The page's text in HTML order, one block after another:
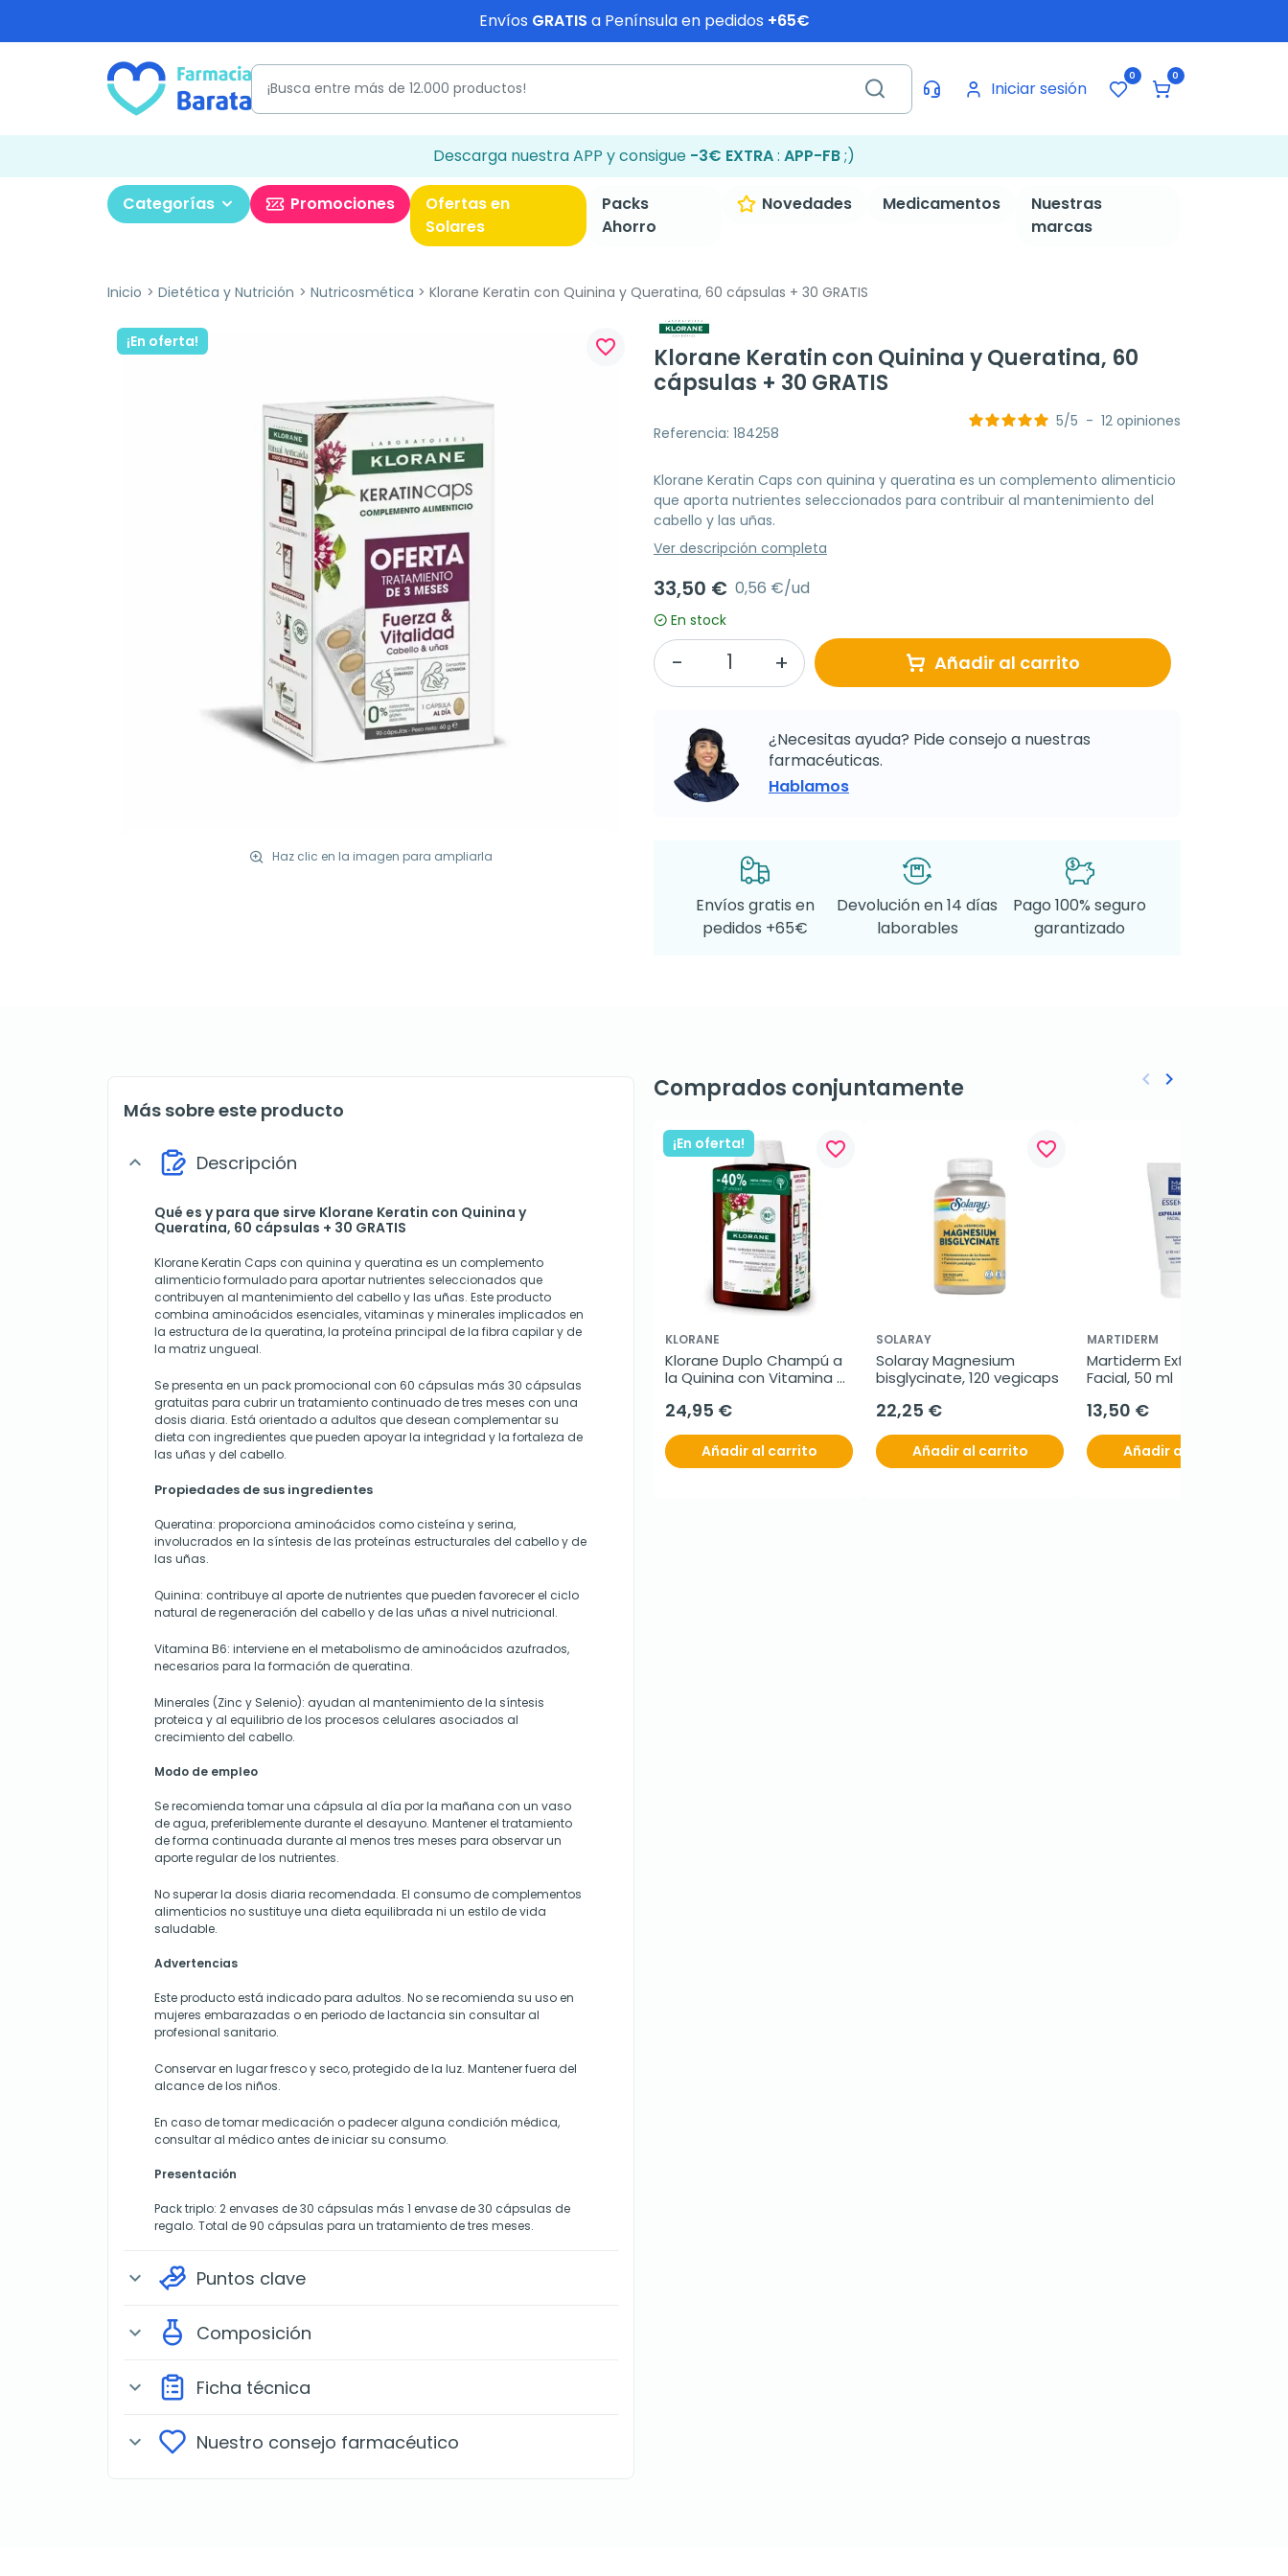
Envíos GRATIS a Península en pedidos +65€
Iniciar sesión
0 0
Descarga nuestra APP y consigue -3€ EXTRA: APP-FB;)
Categorías Promociones
Ofertas en
Solares
Packs
Ahorro
Novedades Medicamentos
Nuestras
marcas
Inicio Dietética y Nutrición Nutricosmética Klorane Keratin con Quinina y Queratina, 60 cápsulas + 30 GRATIS
¡En oferta!
Haz clic en la imagen para ampliarla
favorite_border
Klorane Keratin con Quinina y Queratina, 60
cápsulas + 30 GRATIS
Referencia: 184258
5/5 - 12 opiniones
Klorane Keratin Caps con quinina y queratina es un complemento alimenticio
que aporta nutrientes seleccionados para contribuir al mantenimiento del
cabello y las uñas.
Ver descripción completa
33,50 € 0,56 €/ud
En stock
Añadir al carrito
¿Necesitas ayuda? Pide consejo a nuestras
farmacéuticas.
Hablamos
Envíos gratis en
pedidos +65€
Devolución en 14 días
laborables
Pago 100% seguro
garantizado
Más sobre este producto
expand_more Descripción
Qué es y para que sirve Klorane Keratin con Quinina y
Queratina, 60 cápsulas + 30 GRATIS
Klorane Keratin Caps con quinina y queratina es un complemento
alimenticio formulado para aportar nutrientes seleccionados que
contribuyen al mantenimiento del cabello y las uñas. Este producto
combina aminoácidos esenciales, vitaminas y minerales implicados en
la estructura de la queratina, la proteína principal de la fibra capilar y de
la matriz ungueal.
Se presenta en un pack promocional con 60 cápsulas más 30 cápsulas
gratuitas para cubrir un tratamiento continuado de tres meses con una
dosis diaria. Está orientado a adultos que desean complementar su
dieta con ingredientes que pueden apoyar la integridad y la fortaleza de
las uñas y del cabello.
Propiedades de sus ingredientes
Queratina: proporciona aminoácidos como cisteína y serina,
involucrados en la síntesis de las proteínas estructurales del cabello y de
las uñas.
Quinina: contribuye al aporte de nutrientes que pueden favorecer el ciclo
natural de regeneración del cabello y de las uñas a nivel nutricional.
Vitamina B6: interviene en el metabolismo de aminoácidos azufrados,
necesarios para la formación de queratina.
Minerales (Zinc y Selenio): ayudan al mantenimiento de la síntesis
proteica y al equilibrio de los procesos celulares asociados al
crecimiento del cabello.
Modo de empleo
Se recomienda tomar una cápsula al día por la mañana con un vaso
de agua, preferiblemente durante el desayuno. Mantener el tratamiento
de forma continuada durante al menos tres meses para observar un
aporte regular de los nutrientes.
No superar la dosis diaria recomendada. El consumo de complementos
alimenticios no sustituye una dieta equilibrada ni un estilo de vida
saludable.
Advertencias
Este producto está indicado para adultos. No se recomienda su uso en
mujeres embarazadas o en periodo de lactancia sin consultar al
profesional sanitario.
Conservar en lugar fresco y seco, protegido de la luz. Mantener fuera del
alcance de los niños.
En caso de tomar medicación o padecer alguna condición médica,
consultar al médico antes de iniciar su consumo.
Presentación
Pack triplo: 2 envases de 30 cápsulas más 1 envase de 30 cápsulas de
regalo. Total de 90 cápsulas para un tratamiento de tres meses.
expand_more Puntos clave
expand_more Composición
expand_more Ficha técnica
expand_more Nuestro consejo farmacéutico
Comprados conjuntamente
¡En oferta! favorite_border
KLORANE
Klorane Duplo Champú a
la Quinina con Vitamina B,
24,95 €
Añadir al carrito
favorite_border
SOLARAY
Solaray Magnesium
bisglycinate, 120 vegicaps
22,25 €
Añadir al carrito
MARTIDERM
Martiderm Exfoliante
Facial, 50 ml
13,50 €
Añadir al carrito
Anterior
keyboard_arrow_left Siguiente
keyboard_arrow_right